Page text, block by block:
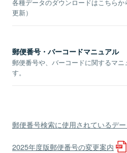
各種データのダウンロードはこちらか
更新）
郵便番号・バーコードマニュアル
郵便番号や、バーコードに関するマニ
す。
郵便番号検索に使用されているデ
2025年度版郵便番号の変更案内